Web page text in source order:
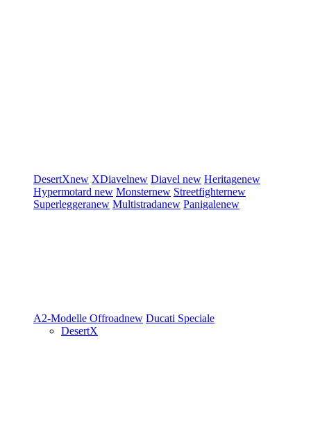
DesertXnew XDiavelnew Diavel new Heritagenew
Hypermotard new Monsternew Streetfighternew
Superleggeranew Multistradanew Panigalenew
A2-Modelle Offroadnew Ducati Speciale
DesertX